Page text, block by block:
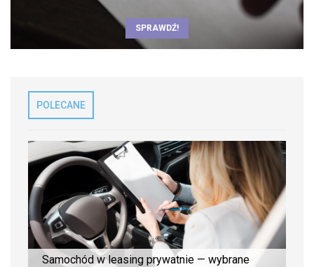
SPRAWDŹ!
POLECANE
Samochód w leasing prywatnie — wybrane